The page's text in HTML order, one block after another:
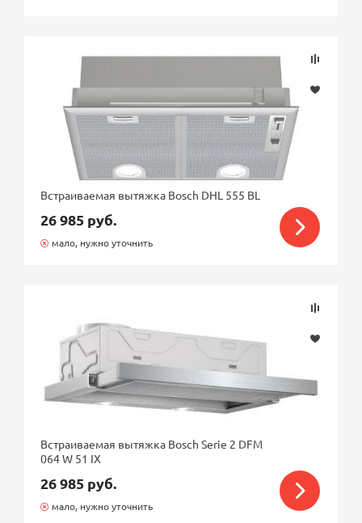
Встраиваемая вытяжка Bosch DHL 555 BL
26 985 руб.
мало, нужно уточнить
Встраиваемая вытяжка Bosch Serie 2 DFM
064 W 51 IX
26 985 руб.
мало, нужно уточнить